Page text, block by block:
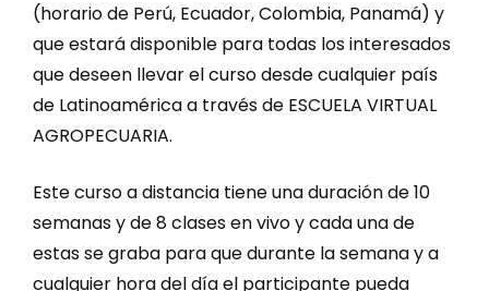
(horario de Perú, Ecuador, Colombia, Panamá) y
que estará disponible para todas los interesados
que deseen llevar el curso desde cualquier país
de Latinoamérica a través de ESCUELA VIRTUAL
AGROPECUARIA.
Este curso a distancia tiene una duración de 10
semanas y de 8 clases en vivo y cada una de
estas se graba para que durante la semana y a
cualquier hora del día el participante pueda